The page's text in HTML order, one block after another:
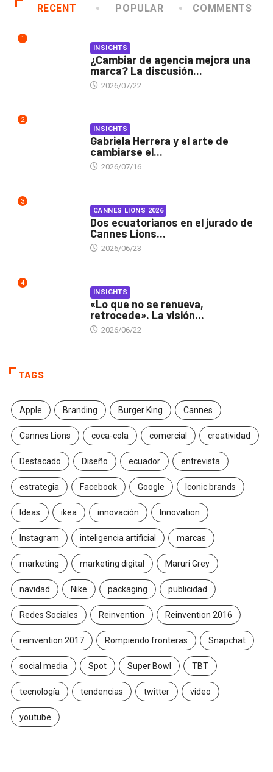
RECENT POPULAR COMMENTS
1
INSIGHTS
¿Cambiar de agencia mejora una
marca? La discusión...
2026/07/22
2
INSIGHTS
Gabriela Herrera y el arte de
cambiarse el...
2026/07/16
3
CANNES LIONS 2026
Dos ecuatorianos en el jurado de
Cannes Lions...
2026/06/23
4
INSIGHTS
«Lo que no se renueva,
retrocede». La visión...
2026/06/22
TAGS
Apple Branding Burger King Cannes
Cannes Lions coca-cola comercial creatividad
Destacado Diseño ecuador entrevista
estrategia Facebook Google Iconic brands
Ideas ikea innovación Innovation
Instagram inteligencia artificial marcas
marketing marketing digital Maruri Grey
navidad Nike packaging publicidad
Redes Sociales Reinvention Reinvention 2016
reinvention 2017 Rompiendo fronteras Snapchat
social media Spot Super Bowl TBT
tecnología tendencias twitter video
youtube